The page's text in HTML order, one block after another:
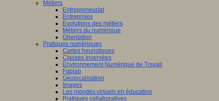
Métiers
Entrepreneuriat
Entreprises
Evolutions des métiers
Métiers du numérique
Orientation
Pratiques numériques
Cartes heuristiques
Classes inversées
Environnement Numérique de Travail
Fablab
Géolocalisation
Images
Les mondes virtuels en éducation
Pratiques collaboratives